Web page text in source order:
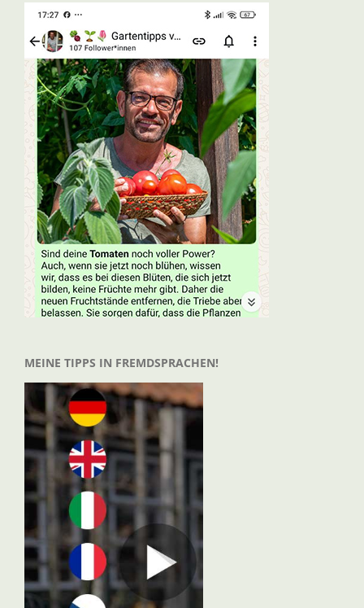
MEINE TIPPS IN FREMDSPRACHEN!